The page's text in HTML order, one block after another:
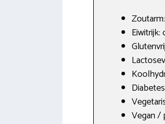
Eiwitrijk:
Vegan /